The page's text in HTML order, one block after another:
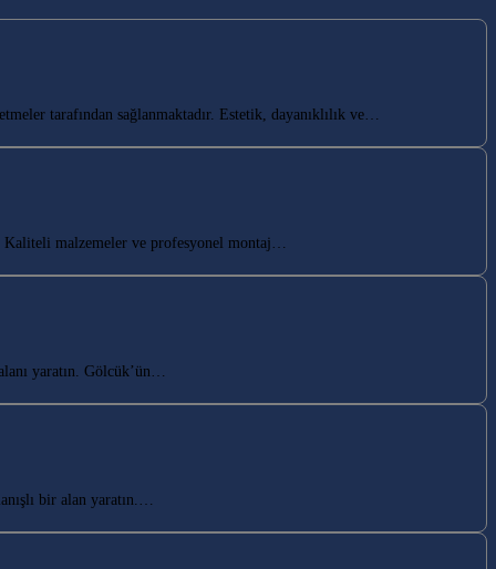
tarafından sağlanmaktadır. Estetik, dayanıklılık ve…
Kaliteli malzemeler ve profesyonel montaj…
yaratın. Gölcük’ün…
bir alan yaratın.…